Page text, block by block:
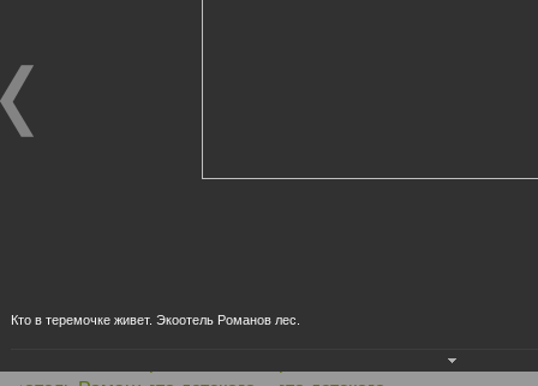
Кто в теремочке живет. Экоотель Романов лес.